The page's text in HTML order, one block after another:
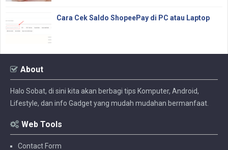
Cara Cek Saldo ShopeePay di PC atau Laptop
About
Halo Sobat, di sini kita akan berbagi tips Komputer, Android,
Lifestyle, dan info Gadget yang mudah mudahan bermanfaat.
Web Tools
Contact Form